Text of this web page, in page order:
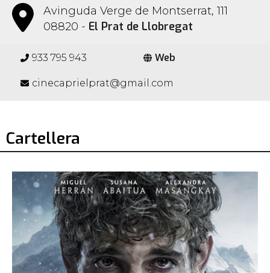
Avinguda Verge de Montserrat, 111
08820 - El Prat de Llobregat
933 795 943 Web
cinecaprielprat@gmail.com
Cartellera